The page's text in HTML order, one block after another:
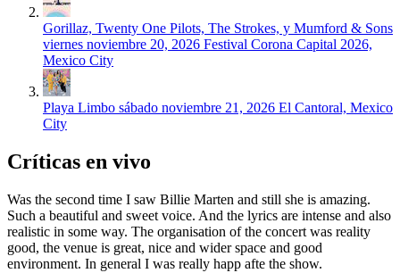
Gorillaz, Twenty One Pilots, The Strokes, y Mumford & Sons
viernes noviembre 20, 2026 Festival Corona Capital 2026,
Mexico City
Playa Limbo sábado noviembre 21, 2026 El Cantoral, Mexico
City
Críticas en vivo
Was the second time I saw Billie Marten and still she is amazing.
Such a beautiful and sweet voice. And the lyrics are intense and also
realistic in some way. The organisation of the concert was reality
good, the venue is great, nice and wider space and good
environment. In general I was really happ afte the show.